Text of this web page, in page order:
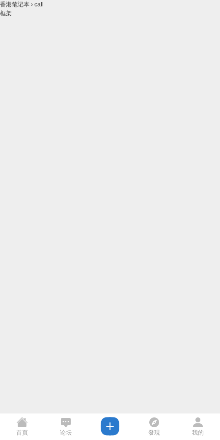
香港笔记本 › call
框架
首頁 论坛 發現 我的